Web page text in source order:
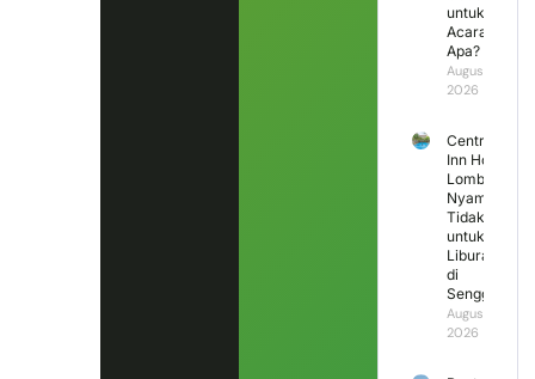
untuk
Acara
Apa?
August 3,
2026
Central
Inn Hotel
Lombok,
Nyaman
Tidak
untuk
Liburan
di
Senggigi?
August 2,
2026